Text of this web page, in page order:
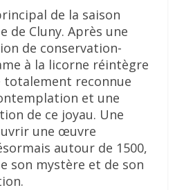
de la saison
de Cluny. Après une
de conservation-
à la licorne réintègre
totalement reconnue
et une
de ce joyau. Une
une œuvre
autour de 1500,
son mystère et de son